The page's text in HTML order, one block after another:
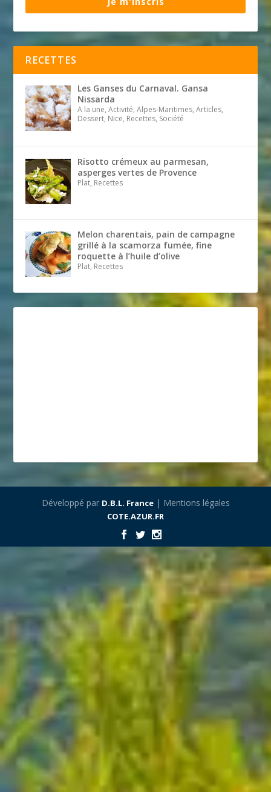
RECETTES
Les Ganses du Carnaval. Gansa
Nissarda
A la une, Activité, Alpes-Maritimes, Articles,
Dessert, Nice, Recettes, Société
Risotto crémeux au parmesan,
asperges vertes de Provence
Plat, Recettes
Melon charentais, pain de campagne
grillé à la scamorza fumée, fine
roquette à l’huile d’olive
Plat, Recettes
Développé par D.B.L. France| Mentions légales
COTE.AZUR.FR